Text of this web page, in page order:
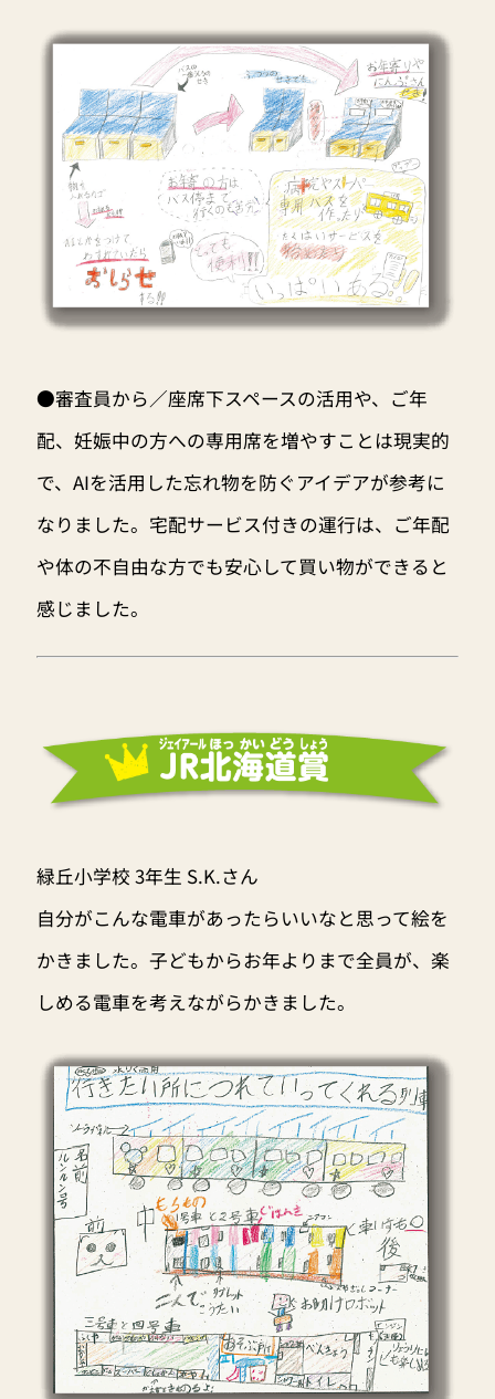
●審査員から／座席下スペースの活用や、ご年
配、妊娠中の方への専用席を増やすことは現実的
で、AIを活用した忘れ物を防ぐアイデアが参考に
なりました。宅配サービス付きの運行は、ご年配
や体の不自由な方でも安心して買い物ができると
感じました。
緑丘小学校 3年生 S.K.さん
自分がこんな電車があったらいいなと思って絵を
かきました。子どもからお年よりまで全員が、楽
しめる電車を考えながらかきました。